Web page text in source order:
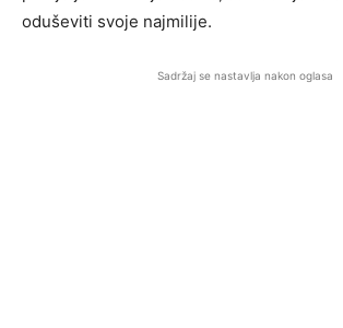
oduševiti svoje najmilije.
Sadržaj se nastavlja nakon oglasa